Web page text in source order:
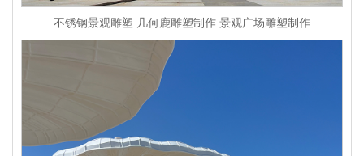
不锈钢景观雕塑 几何鹿雕塑制作 景观广场雕塑制作